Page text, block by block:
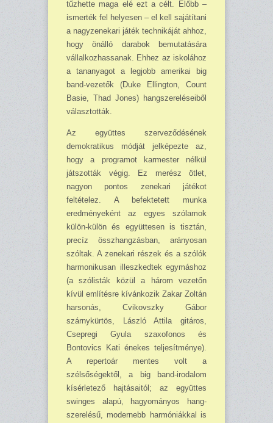
tűzhette maga elé ezt a célt. Előbb –
ismerték fel helyesen – el kell sajátítani
a nagyzenekari játék technikáját ahhoz,
hogy önálló darabok bemutatására
vállalkozhassanak. Ehhez az iskolához
a tananyagot a leg­jobb amerikai big
band-vezetők (Duke Ellington, Count
Basie, Thad Jones) hangszere­léseiből
választották.
Az együttes szerveződésének
demokratikus módját jelképezte az,
hogy a programot kar­mester nélkül
játszották végig. Ez merész ötlet,
nagyon pontos zenekari játékot
feltételez. A befektetett munka
eredményeként az egyes szólamok
külön-külön és együttesen is tisztán,
pre­cíz összhangzásban, arányosan
szóltak. A zenekari részek és a szólók
harmonikusan illesz­kedtek egymáshoz
(a szólisták közül a három vezetőn
kívül említésre kívánkozik Zakar Zol­tán
harsonás, Cvikovszky Gábor
szárnykürtös, László Attila gitáros,
Csepregi Gyula szaxo­fonos és
Bontovics Kati énekes teljesítménye).
A repertoár mentes volt a
szélsőségektől, a big band-irodalom
kísérletező hajtásaitól; az együttes
swinges alapú, hagyományos hang­
szerelésű, modernebb harmóniákkal is